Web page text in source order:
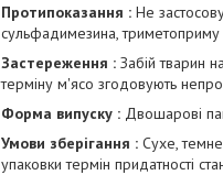
Протипоказання : Не
сульфадимезина, триметоприму
Застереження : Забій тварин
терміну м'ясо згодовують
Форма випуску : Двошарові
Умови зберігання : Сухе,
упаковки термін придатності